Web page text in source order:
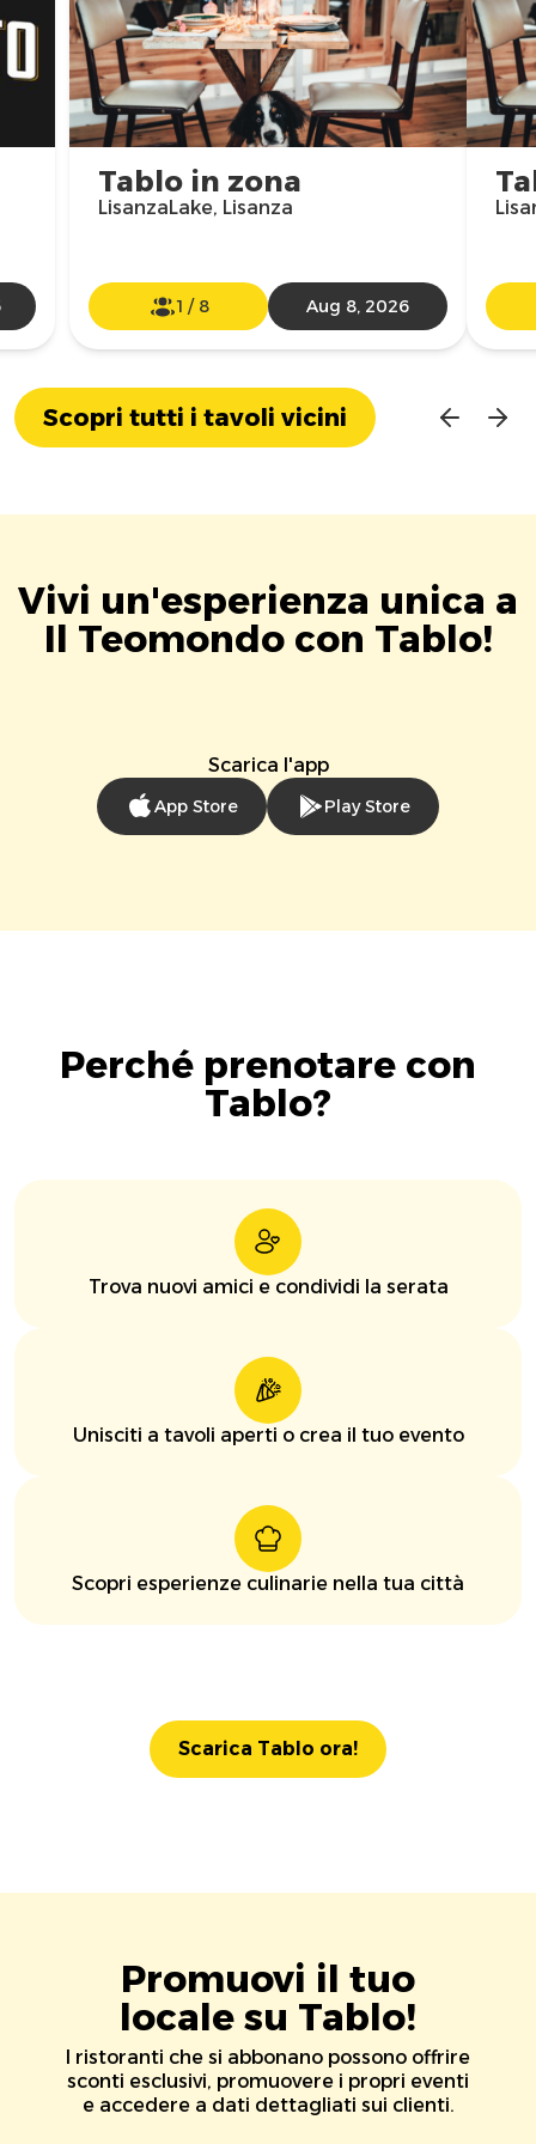
Tablo in zona
LisanzaLake, Lisanza
1 / 8 Aug 8, 2026
Scopri tutti i tavoli vicini
Vivi un'esperienza unica a
Il Teomondo con Tablo!
Scarica l'app
App Store Play Store
Perché prenotare con
Tablo?
Trova nuovi amici e condividi la serata
Unisciti a tavoli aperti o crea il tuo evento
Scopri esperienze culinarie nella tua città
Scarica Tablo ora!
Promuovi il tuo
locale su Tablo!
I ristoranti che si abbonano possono offrire
sconti esclusivi, promuovere i propri eventi
e accedere a dati dettagliati sui clienti.